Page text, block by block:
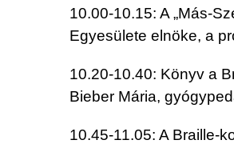
10.00-10.15: A „Más-
Egyesülete elnöke, a
10.20-10.40: Könyv a
Bieber Mária,
10.45-11.05: A Braille-